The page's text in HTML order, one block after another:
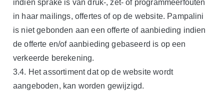
indien sprake is van druk-, zet- of programmeerfouten
in haar mailings, offertes of op de website. Pampalini
is niet gebonden aan een offerte of aanbieding indien
de offerte en/of aanbieding gebaseerd is op een
verkeerde berekening.
3.4. Het assortiment dat op de website wordt
aangeboden, kan worden gewijzigd.